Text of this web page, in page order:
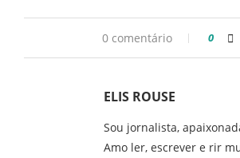
0 comentário 0
ELIS ROUSE
Sou jornalista,
Amo ler, escrever e rir